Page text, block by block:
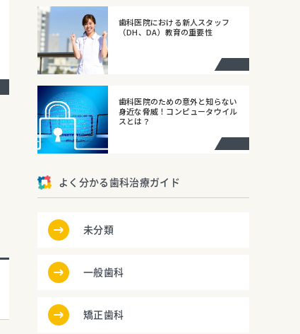
歯科医院における新人スタッフ
（DH、DA）教育の重要性
歯科医院のための意外と知らない
身近な脅威！コンピュータウイル
スとは？
よく分かる歯科治療ガイド
未分類
一般歯科
矯正歯科